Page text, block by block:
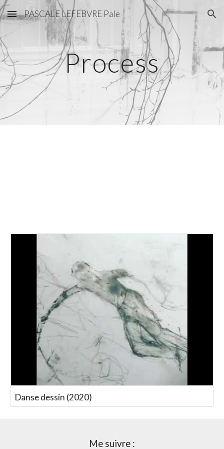
Skip to main content Skip to navigation
PASCALE LEFEBVRE Pale
Process
Danse dessin (2020)
Me suivre :